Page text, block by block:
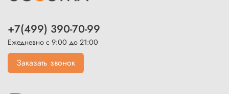
+7(499) 390-70-99
Ежедневно с 9:00 до 21:00
Заказать звонок